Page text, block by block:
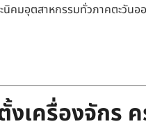
นิคมอุตสาหกรรมทั่วภาคตะวันอ
งเครื่องจักร